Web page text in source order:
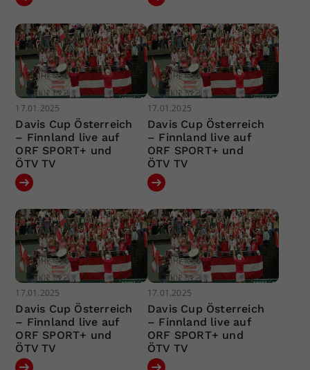
17.01.2025
Davis Cup Österreich
– Finnland live auf
ORF SPORT+ und
ÖTV TV
17.01.2025
Davis Cup Österreich
– Finnland live auf
ORF SPORT+ und
ÖTV TV
17.01.2025
Davis Cup Österreich
– Finnland live auf
ORF SPORT+ und
ÖTV TV
17.01.2025
Davis Cup Österreich
– Finnland live auf
ORF SPORT+ und
ÖTV TV